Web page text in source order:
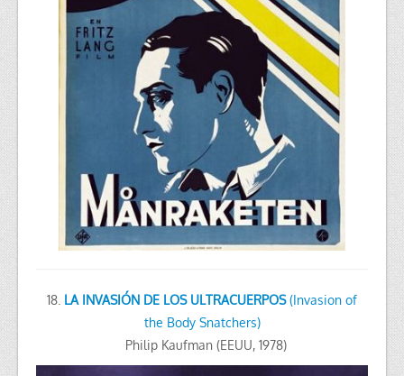
18. LA INVASIÓN DE LOS ULTRACUERPOS(Invasion of
the Body Snatchers)
Philip Kaufman (EEUU, 1978)